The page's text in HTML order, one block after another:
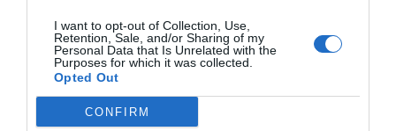
I want to opt-out of Collection, Use,
Retention, Sale, and/or Sharing of my
Personal Data that Is Unrelated with the
Purposes for which it was collected.
Opted Out
CONFIRM
desmontar la falsificación, es un trabajo
cristiano"
por Hispanidad
Artículos anteriores